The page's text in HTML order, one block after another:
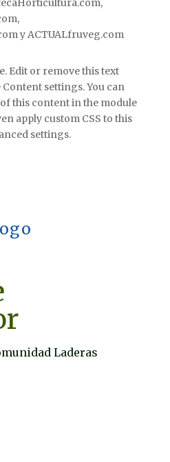
y ACTUALfruveg.com
Edit or remove this text
settings. You can
this content in the module
apply custom CSS to this
settings.
Laderas